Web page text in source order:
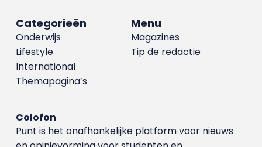
Menu
Magazines
Tip de redactie
Categorieën
Onderwijs
Lifestyle
International
Themapagina’s
Colofon
Punt is het onafhankelijke platform voor nieuws